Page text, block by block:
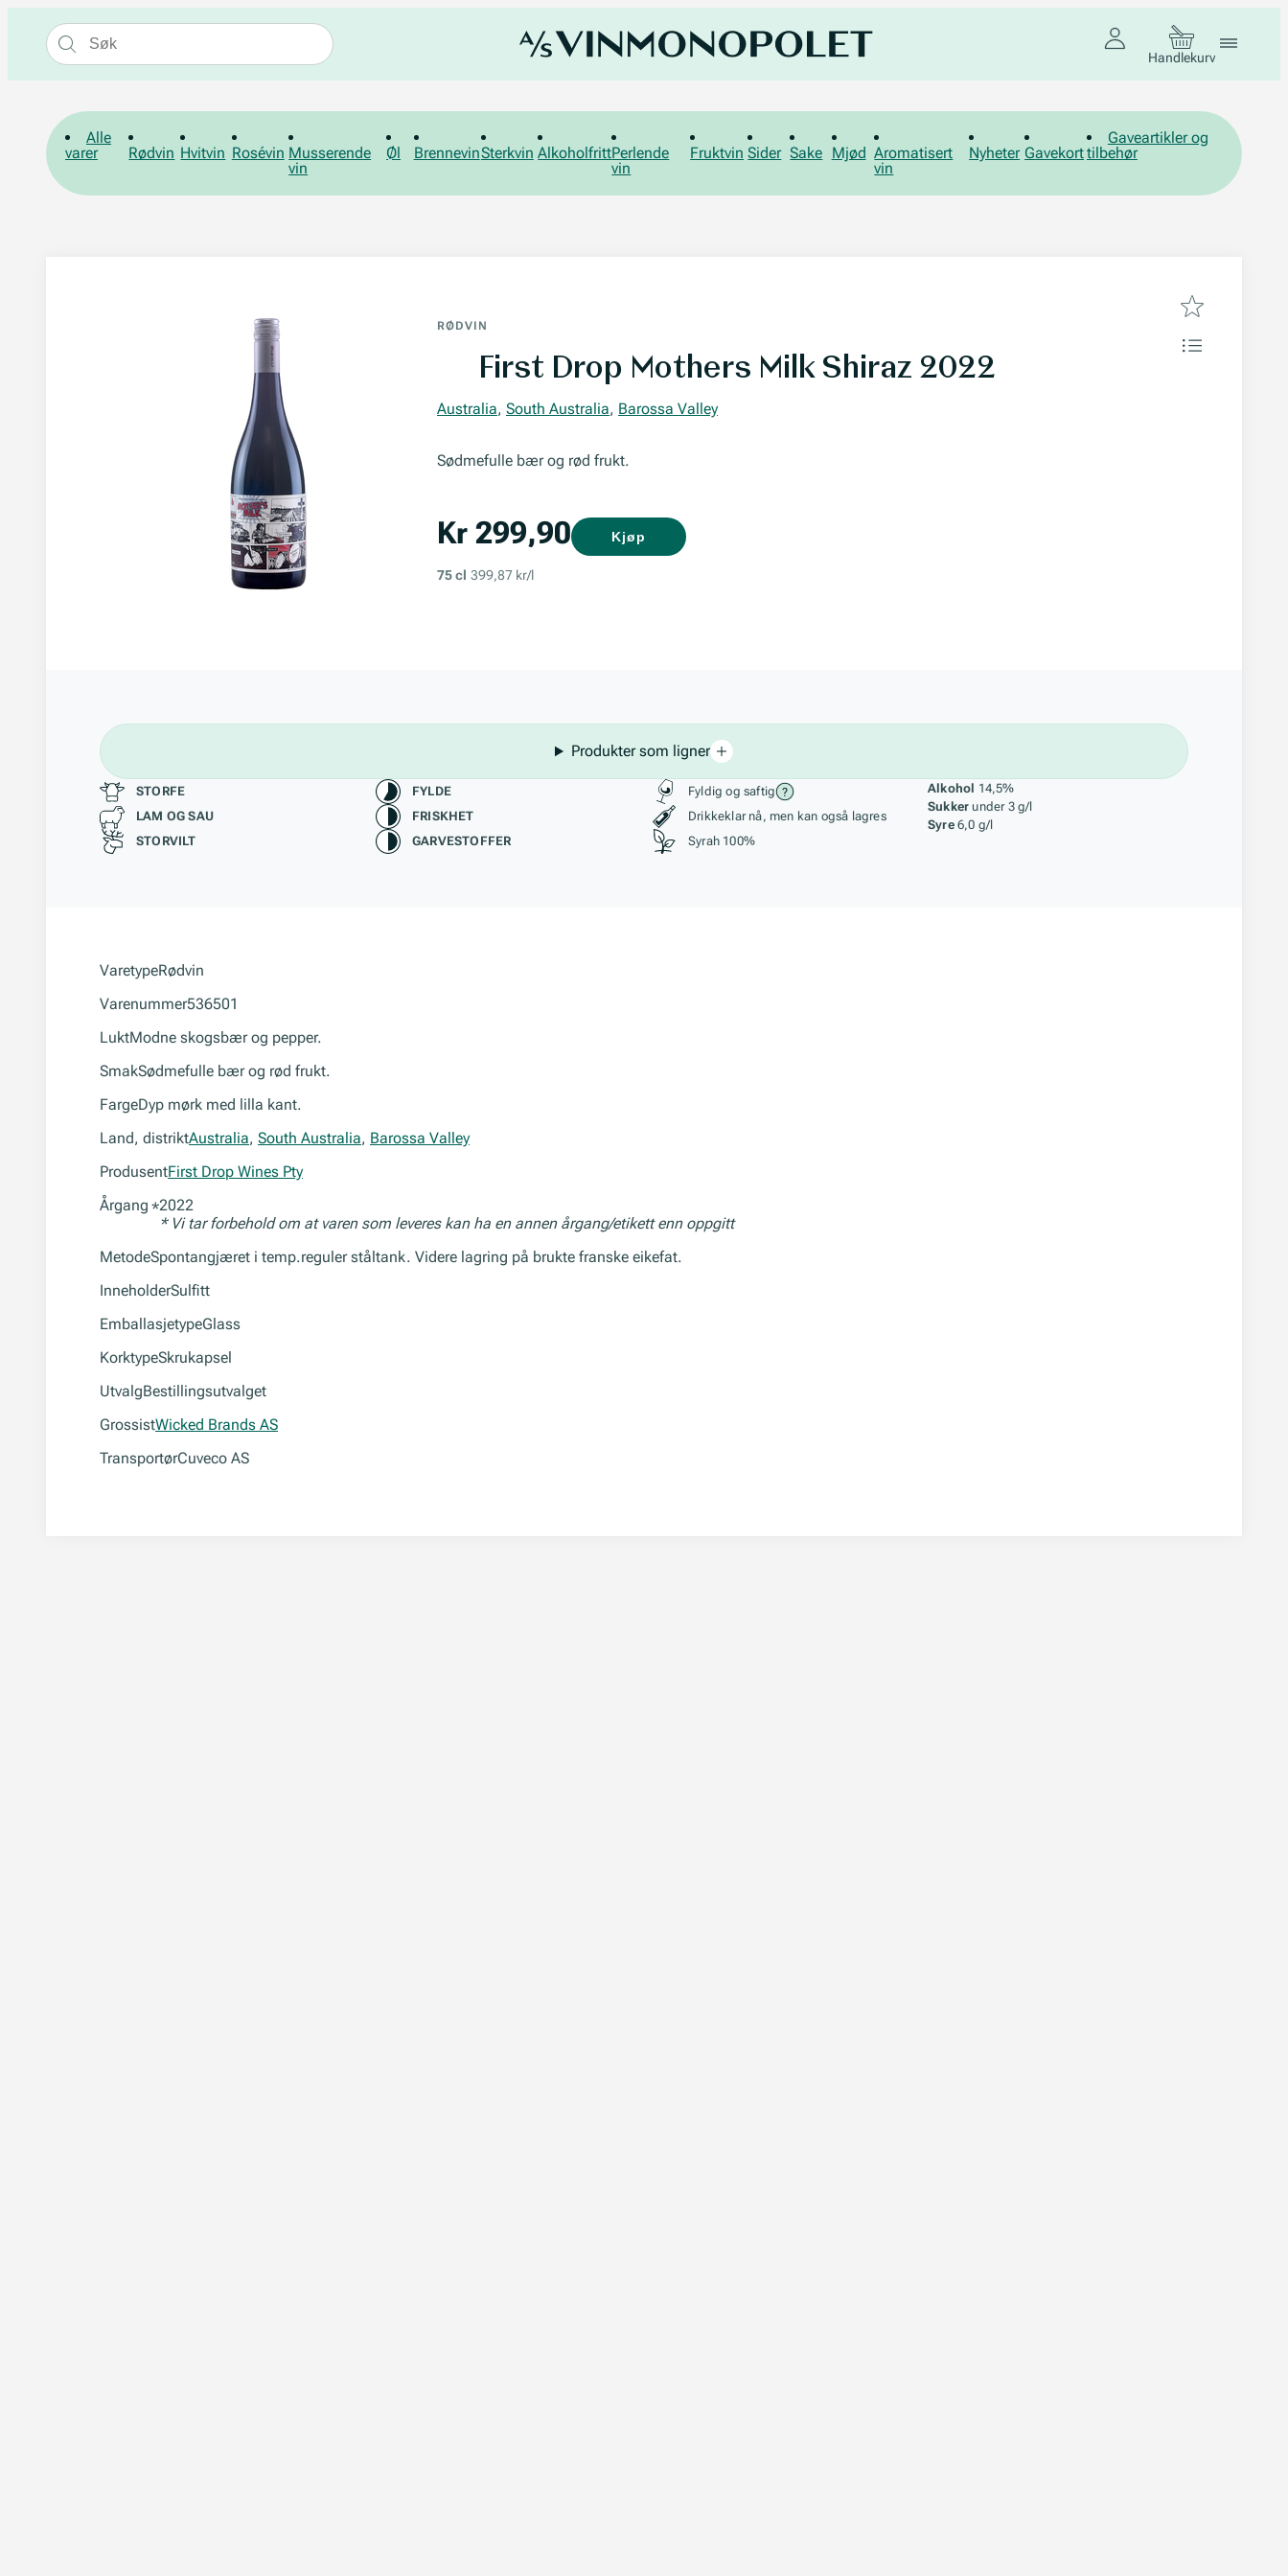
Handlekurv
Alle
varer
Rødvin Hvitvin Rosévin Musserende
vin
Øl BrennevinSterkvin AlkoholfrittPerlende
vin
Fruktvin Sider Sake Mjød Aromatisert
vin
Nyheter Gavekort
Gaveartikler og
tilbehør
RØDVIN
First Drop Mothers Milk Shiraz 2022
Australia, South Australia, Barossa Valley
Sødmefulle bær og rød frukt.
Kr 299,90
75 cl 399,87 kr/l
Kjøp
Produkter som ligner
Passer til
STORFE
LAM OG SAU
STORVILT
Karakteristikk
FYLDE
FRISKHET
GARVESTOFFER
Stil, lagring og råstoff
Fyldig og saftig
Drikkeklar nå, men kan også lagres
Syrah 100%
Alkohol 14,5%
Sukker under 3 g/l
Syre 6,0 g/l
VaretypeRødvin
Varenummer536501
LuktModne skogsbær og pepper.
SmakSødmefulle bær og rød frukt.
FargeDyp mørk med lilla kant.
Land, distriktAustralia, South Australia, Barossa Valley
ProdusentFirst Drop Wines Pty
Årgang *2022
* Vi tar forbehold om at varen som leveres kan ha en annen årgang/etikett enn oppgitt
MetodeSpontangjæret i temp.reguler ståltank. Videre lagring på brukte franske eikefat.
InneholderSulfitt
EmballasjetypeGlass
KorktypeSkrukapsel
UtvalgBestillingsutvalget
GrossistWicked Brands AS
TransportørCuveco AS